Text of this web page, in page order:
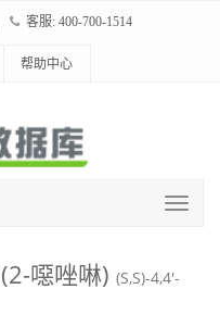
客服: 400-700-1514
帮助中心
噁唑啉) (S,S)-4,4'-